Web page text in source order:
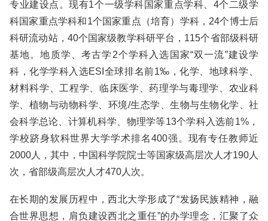
专业建设点。现有1个一级学科国家重点学科、4个二级学
科国家重点学科和1个国家重点（培育）学科，24个博士后
科研流动站，40个国家级教学科研平台，115个省部级科研
基地。地质学、考古学2个学科入选国家“双一流”建设学
科，化学学科入选ESI全球排名前1‰，化学、地球科学、
材料科学、工程学、临床医学、药理学与毒理学、农业科
学、植物与动物科学、环境/生态学、生物与生物化学、社
会科学总论、计算机科学、物理学等13个学科入选前1%，
学校跻身软科世界大学学术排名400强。现有专任教师近
2000人，其中，中国科学院院士等国家级高层次人才190人
次，省部级高层次人才470人次。
在长期的发展历程中，西北大学形成了“发扬民族精神，融
合世界思想，肩负建设西北之重任”的办学理念，汇聚了众